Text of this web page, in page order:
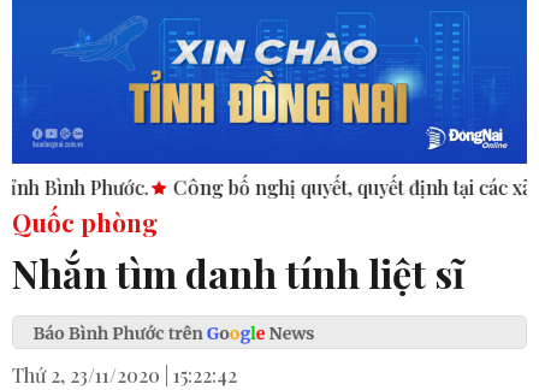
Công bố nghị quyết, quyết định tại các xã, phường.
Quốc phòng
Nhắn tìm danh tính liệt sĩ
Thứ 2, 23/11/2020 | 15:22:42